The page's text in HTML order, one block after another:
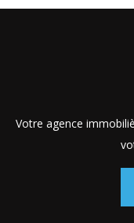
Votre agence